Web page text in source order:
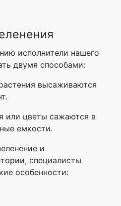
исполнители нашего
двумя способами:
высаживаются
или цветы сажаются в
емкости.
и
специалисты
особенности: